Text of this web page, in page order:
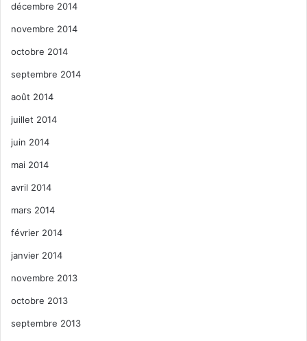
décembre 2014
novembre 2014
octobre 2014
septembre 2014
août 2014
juillet 2014
juin 2014
mai 2014
avril 2014
mars 2014
février 2014
janvier 2014
novembre 2013
octobre 2013
septembre 2013